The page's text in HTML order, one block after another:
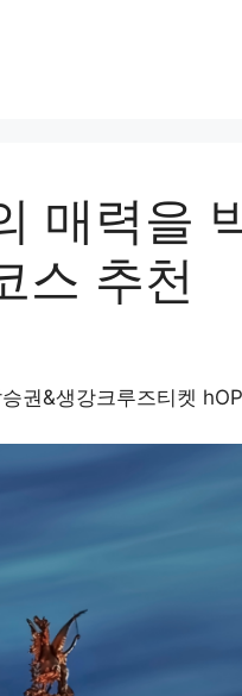
매력을
스 추천
승권&생강크루즈티켓